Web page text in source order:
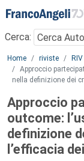
Menu
Cerca:
Main content
Home riviste
Approccio
nella definizione dei
Approccio
outcome:
definizione
l’efficacia